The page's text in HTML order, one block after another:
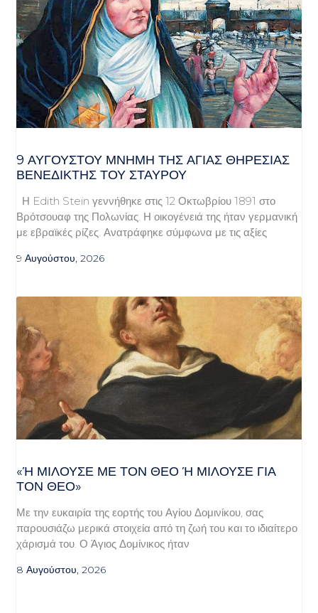
9 ΑΥΓΟΥΣΤΟΥ ΜΝΗΜΗ ΤΗΣ ΑΓΙΑΣ ΘΗΡΕΣΙΑΣ
ΒΕΝΕΔΙΚΤΗΣ ΤΟΥ ΣΤΑΥΡΟΥ
Η Edith Stein γεννήθηκε στις 12 Οκτωβρίου 1891 στο
Βρότσουαφ της Πολωνίας. Η οικογένειά της ήταν γερμανική
με εβραϊκές ρίζες. Ανατράφηκε σύμφωνα με τις αξίες
9 Αυγούστου, 2026
«Ή ΜΙΛΟΎΣΕ ΜΕ ΤΟΝ ΘΕΌ Ή ΜΙΛΟΎΣΕ ΓΙΑ ΤΟ
Ν ΘΕΌ»
Με την ευκαιρία της εορτής του Αγίου Δομινίκου, σας
παρουσιάζω μερικά στοιχεία από τη ζωή του και το ιδιαίτερο
χάρισμά του. Ο Άγιος Δομίνικος ήταν
8 Αυγούστου, 2026